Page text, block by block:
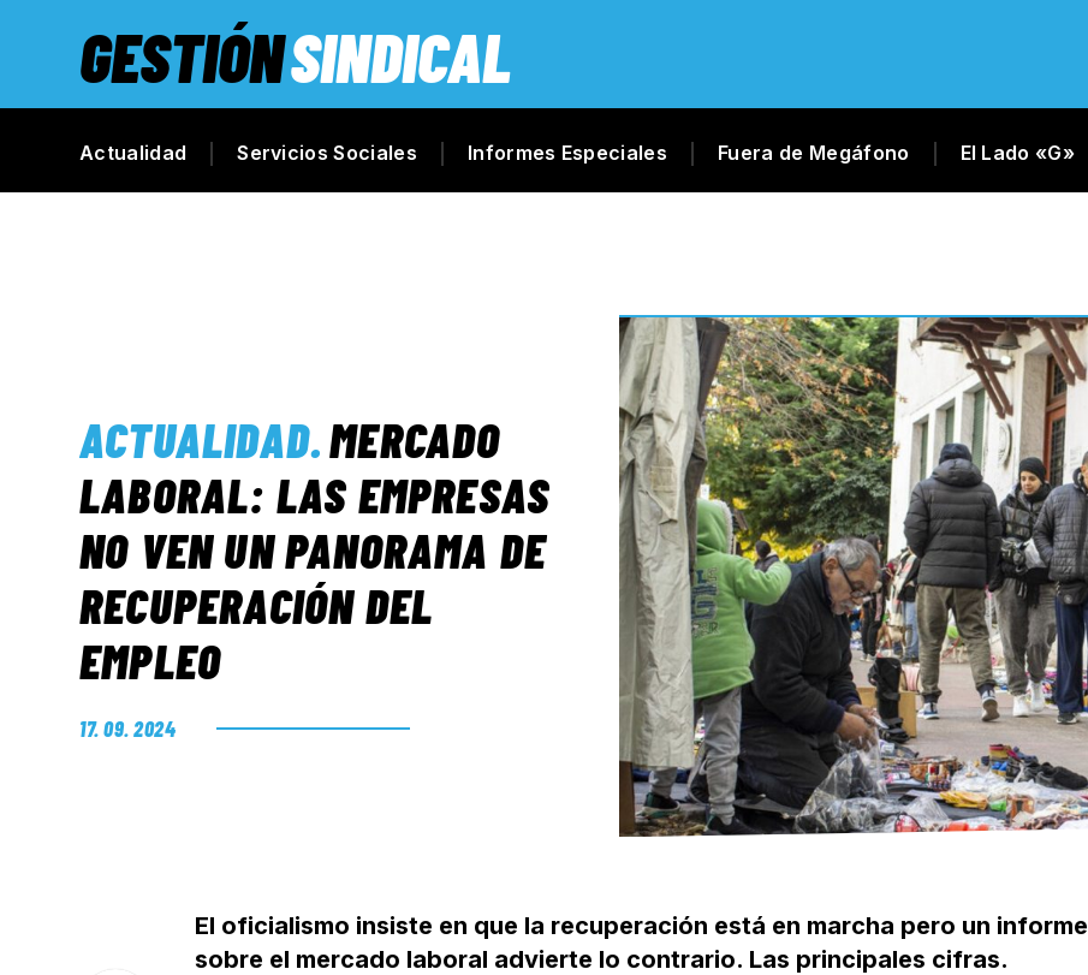
GESTIÓNSINDICAL
Actualidad Servicios Sociales Informes Especiales Fuera de Megáfono El Lado «G»
ACTUALIDAD.MERCADO
LABORAL: LAS EMPRESAS
NO VEN UN PANORAMA DE
RECUPERACIÓN DEL
EMPLEO
17. 09. 2024
El oficialismo insiste en que la recuperación está en marcha pero un informe
sobre el mercado laboral advierte lo contrario. Las principales cifras.